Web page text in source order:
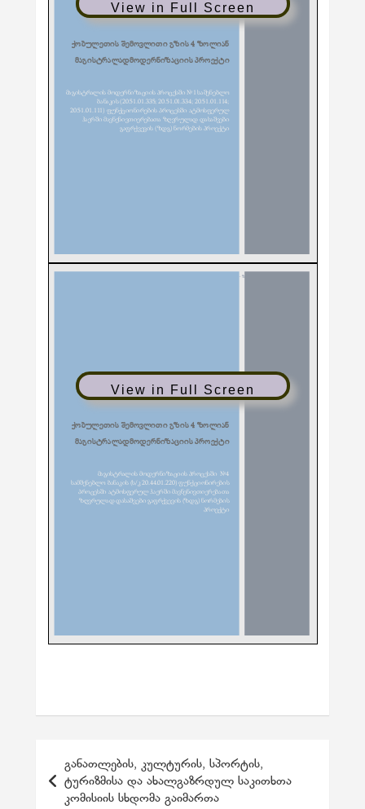
View in Full Screen
View in Full Screen
ო
განათლების, კულტურის, სპორტის,
ტურიზმისა და ახალგაზრდულ საკითხთა
კომისიის სხდომა გაიმართა